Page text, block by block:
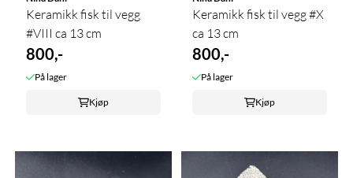
Keramikk fisk til vegg
#VIII ca 13 cm
800,-
På lager
Kjøp
Keramikk fisk til vegg #X
ca 13 cm
800,-
På lager
Kjøp